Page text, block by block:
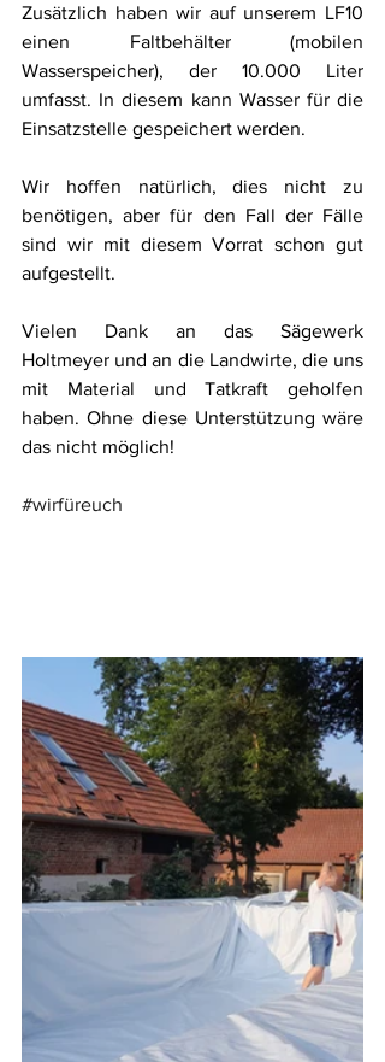
Zusätzlich haben wir auf unserem LF10
einen Faltbehälter (mobilen
Wasserspeicher), der 10.000 Liter
umfasst. In diesem kann Wasser für die
Einsatzstelle gespeichert werden.
Wir hoffen natürlich, dies nicht zu
benötigen, aber für den Fall der Fälle
sind wir mit diesem Vorrat schon gut
aufgestellt.
Vielen Dank an das Sägewerk
Holtmeyer und an die Landwirte, die uns
mit Material und Tatkraft geholfen
haben. Ohne diese Unterstützung wäre
das nicht möglich!
#wirfüreuch